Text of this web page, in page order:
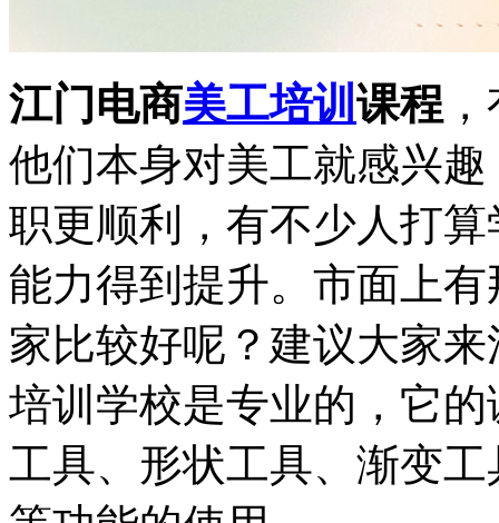
江门电商美工培训 课程
他们本身对美工就感兴
职更顺利，有不少人打
能力得到提升。市面上
家比较好呢？建议大家来
培训学校是专业的，它
工具、形状工具、渐变